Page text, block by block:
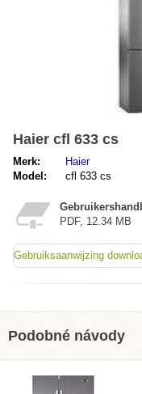
Haier cfl 633 cs
Merk:
Haier
Model:
cfl 633 cs
PDF, 12.34 MB
Gebruiksaanwijzing
Podobné návody